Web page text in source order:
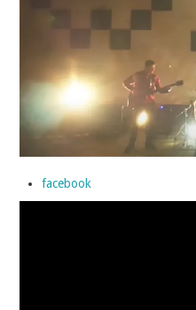
INDÉPENDANTS
DOKO
facebook